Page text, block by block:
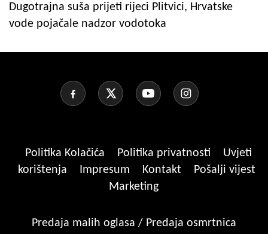
Dugotrajna suša prijeti rijeci Plitvici, Hrvatske
vode pojačale nadzor vodotoka
Politika Kolačića Politika privatnosti
Uvjeti
korištenja
Impresum Kontakt
Pošalji vijest
Marketing
Predaja malih oglasa / Predaja osmrtnica